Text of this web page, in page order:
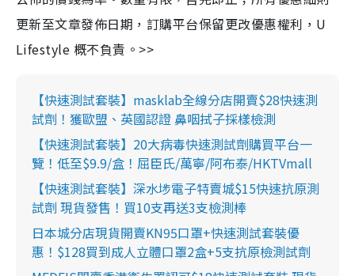
更新至文章發佈日期，訂購平台保留更改優惠權利，U
Lifestyle 概不負責。>>
【快速測試套裝】masklab全線分店開賣$28快速測
試劑！獲歐盟、英國認證 鼻咽拭子採樣檢測
【快速測試套裝】20大病毒快速測試劑購買平台一
覽！低至$9.9/盒！屈臣氏/萬寧/阿布泰/HKTVmall
【快速測試套裝】深水埗電子特賣城$15快速抗原測
試劑 現貨發售！買10支再送3支檢測棒
日本城分店現貨開賣KN95口罩+快速測試套裝優
惠！$128買到成人立體口罩2盒+5支抗原檢測試劑